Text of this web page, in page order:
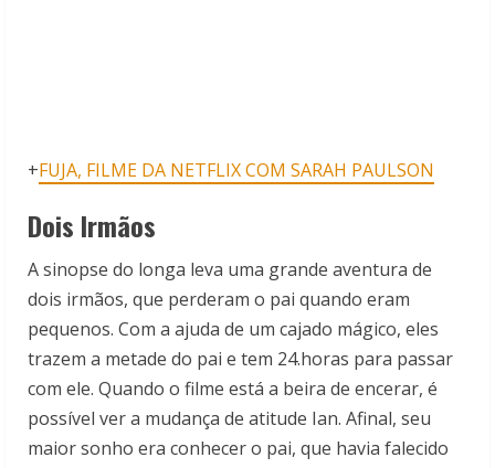
+FUJA, FILME DA NETFLIX COM SARAH PAULSON
Dois Irmãos
A sinopse do longa leva uma grande aventura de
dois irmãos, que perderam o pai quando eram
pequenos. Com a ajuda de um cajado mágico, eles
trazem a metade do pai e tem 24.horas para passar
com ele. Quando o filme está a beira de encerar, é
possível ver a mudança de atitude Ian. Afinal, seu
maior sonho era conhecer o pai, que havia falecido